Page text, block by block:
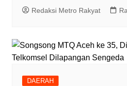
Redaksi Metro Rakyat
DAERAH